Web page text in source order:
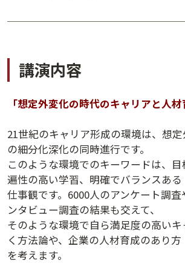
講演内容
「想定外変化の時代のキャリアと人材
21世紀のキャリア形成の環境は、想
の細分化深化の同時進行です。
このような環境でのキーワードは、
遍性の高い学習、明確でバランスある
仕事観です。6000人のアンケート調
ンタビュー調査の結果も交えて、
そのような環境で自ら満足度の高い
く方法論や、企業の人材育成のあり方
を考えます。
講演アーカイブ
7日間無料体験